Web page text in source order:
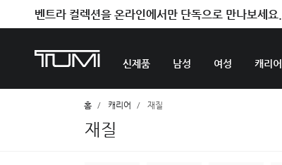
벤트라 컬렉션을 온라인에서만 단독으로 만나보세요.
신제품 남성 여성 캐리어
홈 캐리어 재질
재질